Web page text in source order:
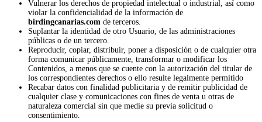
Vulnerar los derechos de propiedad intelectual o industrial, así como
violar la confidencialidad de la información de
birdingcanarias.com de terceros.
Suplantar la identidad de otro Usuario, de las administraciones
públicas o de un tercero.
Reproducir, copiar, distribuir, poner a disposición o de cualquier otra
forma comunicar públicamente, transformar o modificar los
Contenidos, a menos que se cuente con la autorización del titular de
los correspondientes derechos o ello resulte legalmente permitido
Recabar datos con finalidad publicitaria y de remitir publicidad de
cualquier clase y comunicaciones con fines de venta u otras de
naturaleza comercial sin que medie su previa solicitud o
consentimiento.